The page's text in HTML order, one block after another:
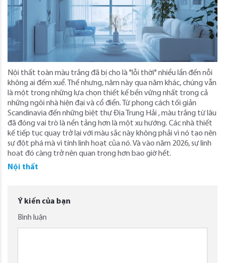
Nội thất toàn màu trắng đã bị cho là "lỗi thời" nhiều lần đến nỗi
không ai đếm xuể. Thế nhưng, năm này qua năm khác, chúng vẫn
là một trong những lựa chọn thiết kế bền vững nhất trong cả
những ngôi nhà hiện đại và cổ điển. Từ phong cách tối giản
Scandinavia đến những biệt thự Địa Trung Hải , màu trắng từ lâu
đã đóng vai trò là nền tảng hơn là một xu hướng. Các nhà thiết
kế tiếp tục quay trở lại với màu sắc này không phải vì nó tạo nên
sự đột phá mà vì tính linh hoạt của nó. Và vào năm 2026, sự linh
hoạt đó càng trở nên quan trọng hơn bao giờ hết.
Nội thất
Ý kiến của bạn
Bình luận